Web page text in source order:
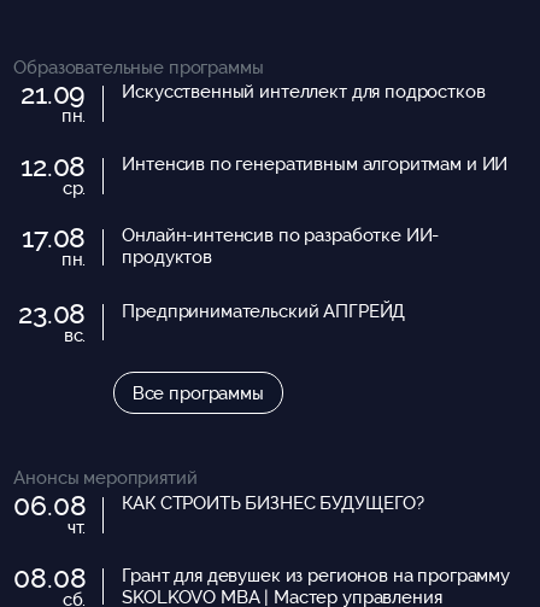
Образовательные программы
21.09
пн.
Искусственный интеллект для подростков
12.08
ср.
Интенсив по генеративным алгоритмам и ИИ
17.08
пн.
Онлайн-интенсив по разработке ИИ-
продуктов
23.08
вс.
Предпринимательский АПГРЕЙД
Все программы
Анонсы мероприятий
06.08
чт.
КАК СТРОИТЬ БИЗНЕС БУДУЩЕГО?
08.08
сб.
Грант для девушек из регионов на программу
SKOLKOVO MBA | Мастер управления